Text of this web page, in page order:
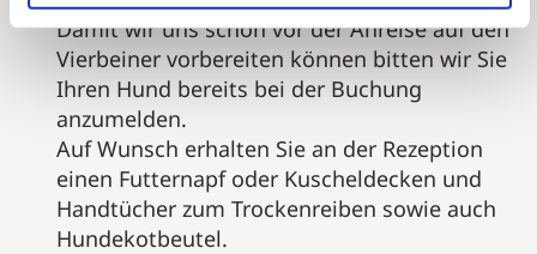
Damit wir uns schon vor der Anreise auf den
Vierbeiner vorbereiten können bitten wir Sie
Ihren Hund bereits bei der Buchung
anzumelden.
Auf Wunsch erhalten Sie an der Rezeption
einen Futternapf oder Kuscheldecken und
Handtücher zum Trockenreiben sowie auch
Hundekotbeutel.